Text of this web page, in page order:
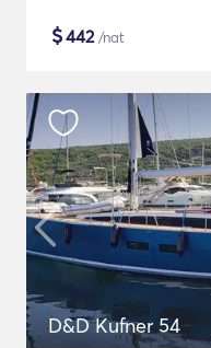
$442/nat
D&D Kufner 54